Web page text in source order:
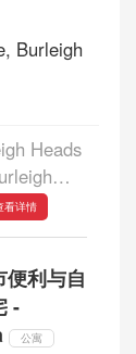
Burleigh
Heads
，Ocean
划29席半
以稀缺的
看详情
利与自
-
公寓